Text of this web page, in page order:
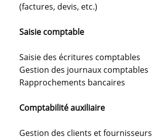
(factures, devis, etc.)
Saisie comptable
Saisie des écritures comptables
Gestion des journaux comptables
Rapprochements bancaires
Comptabilité auxiliaire
Gestion des clients et fournisseurs